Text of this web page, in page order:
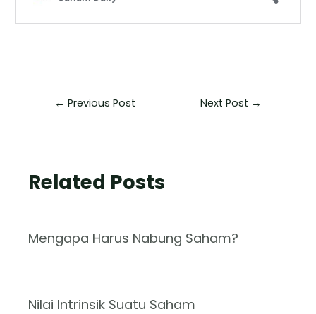
← Previous Post Next Post →
Related Posts
Mengapa Harus Nabung Saham?
Nilai Intrinsik Suatu Saham